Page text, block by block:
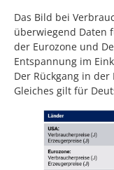
Das Bild bei
überwiegend Daten
der Eurozone und
Entspannung im
Der Rückgang in
Gleiches gilt für